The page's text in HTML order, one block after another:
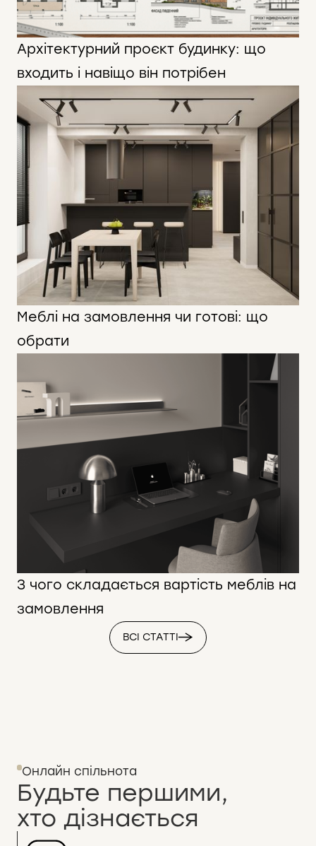
Архітектурний проєкт будинку: що
входить і навіщо він потрібен
Меблі на замовлення чи готові: що
обрати
З чого складається вартість меблів на
замовлення
ВСІ СТАТТІ
Онлайн спільнота
Будьте першими,
хто дізнається